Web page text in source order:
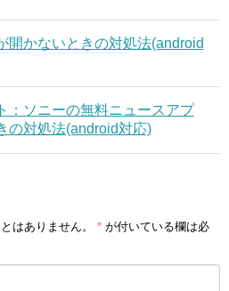
開かないときの対処法(android
：ソニーの無料ニュースアプ
の対処法(android対応)
はありません。 * が付いている欄は必